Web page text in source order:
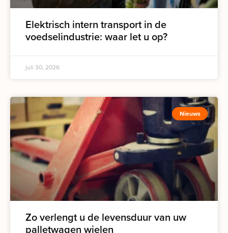
Elektrisch intern transport in de
voedselindustrie: waar let u op?
juli 30, 2026
Nieuws
Zo verlengt u de levensduur van uw
palletwagen wielen